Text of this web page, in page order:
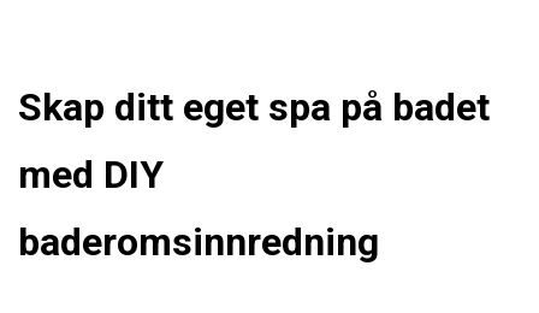
Skap ditt eget spa på badet
med DIY
baderomsinnredning